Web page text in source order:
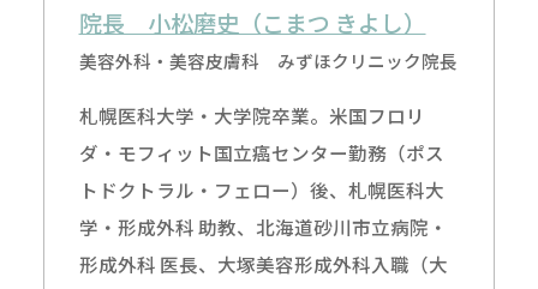
院長 小松磨史（こまつ きよし）
美容外科・美容皮膚科 みずほクリニック院長
札幌医科大学・大学院卒業。米国フロリ
ダ・モフィット国立癌センター勤務（ポス
トドクトラル・フェロー）後、札幌医科大
学・形成外科 助教、北海道砂川市立病院・
形成外科 医長、大塚美容形成外科入職（大